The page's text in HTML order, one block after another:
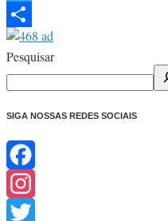
Telegram
Share
Pesquisar
SIGA NOSSAS REDES SOCIAIS
Facebook
Instagram